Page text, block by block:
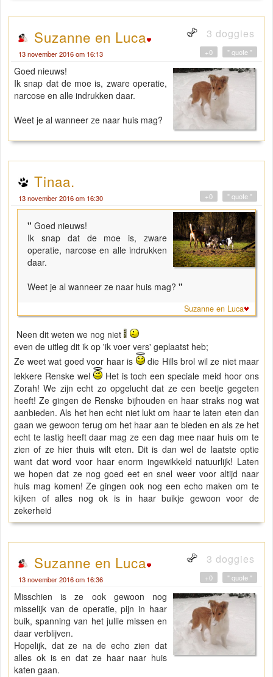
Suzanne en Luca 3 doggies
13 november 2016 om 16:13 " quote "
+0
Goed nieuws!
Ik snap dat de moe is, zware operatie,
narcose en alle indrukken daar.
Weet je al wanneer ze naar huis mag?
Tinaa.
13 november 2016 om 16:30 " quote "
+0
" Goed nieuws!
Ik snap dat de moe is, zware
operatie, narcose en alle indrukken
daar.
Weet je al wanneer ze naar huis mag? "
Suzanne en Luca
Neen dit weten we nog niet
even de uitleg dit ik op 'ik voer vers' geplaatst heb;
Ze weet wat goed voor haar is
die Hills brol wil ze niet maar
lekkere Renske wel
Het is toch een speciale meid hoor ons
Zorah! We zijn echt zo opgelucht dat ze een beetje gegeten
heeft! Ze gingen de Renske bijhouden en haar straks nog wat
aanbieden. Als het hen echt niet lukt om haar te laten eten dan
gaan we gewoon terug om het haar aan te bieden en als ze het
echt te lastig heeft daar mag ze een dag mee naar huis om te
zien of ze hier thuis wilt eten. Dit is dan wel de laatste optie
want dat word voor haar enorm ingewikkeld natuurlijk! Laten
we hopen dat ze nog goed eet en snel weer voor altijd naar
huis mag komen! Ze gingen ook nog een echo maken om te
kijken of alles nog ok is in haar buikje gewoon voor de
zekerheid
Suzanne en Luca 3 doggies
13 november 2016 om 16:36 " quote "
+0
Misschien is ze ook gewoon nog
misselijk van de operatie, pijn in haar
buik, spanning van het jullie missen en
daar verblijven.
Hopelijk, dat ze na de echo zien dat
alles ok is en dat ze haar naar huis
katen gaan.